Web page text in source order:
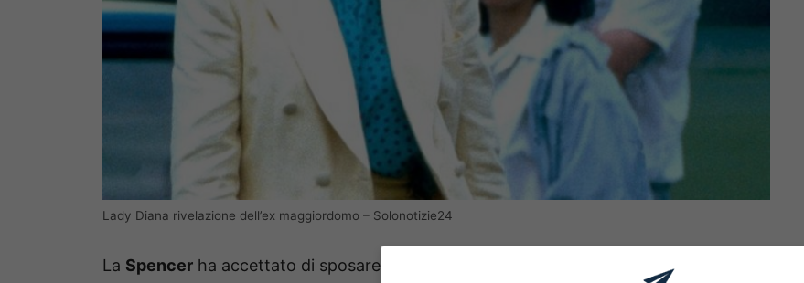
Lady Diana rivelazione dell’ex maggiordomo – Solonotizie24
La Spencer ha accettato di sposare il
per amore essendone davvero